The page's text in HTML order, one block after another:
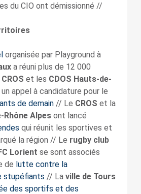
du CIO ont démissionné //
organisée par Playground à
a réuni plus de 12 000
CROS et les CDOS Hauts-de-
appel à candidature pour le
de demain// Le CROS et la
Rhône Alpesont lancé
qui réunit les sportives et
la région // Le rugby club
Lorient se sont associés
de lutte contre la
stupéfiants // La ville de Tours
des sportifs et des